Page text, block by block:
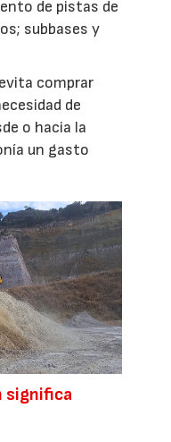
de pistas de
subbases y
comprar
de
o hacia la
un gasto
significa